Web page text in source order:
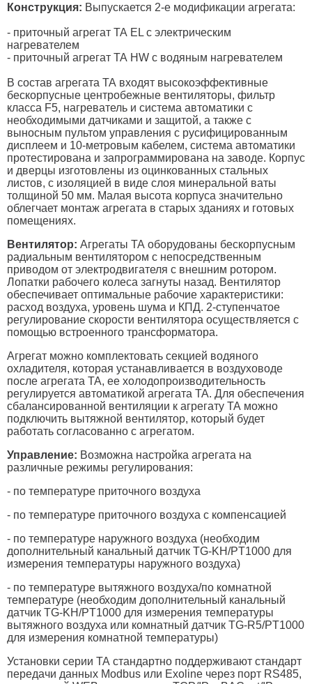
Конструкция: Выпускается 2-е модификации агрегата:
- приточный агрегат ТА EL с электрическим
нагревателем
- приточный агрегат ТА HW c водяным нагревателем
В состав агрегата ТА входят высокоэффективные
бескорпусные центробежные вентиляторы, фильтр
класса F5, нагреватель и система автоматики с
необходимыми датчиками и защитой, а также с
выносным пультом управления с русифицированным
дисплеем и 10-метровым кабелем, система автоматики
протестирована и запрограммирована на заводе. Корпус
и дверцы изготовлены из оцинкованных стальных
листов, с изоляцией в виде слоя минеральной ваты
толщиной 50 мм. Малая высота корпуса значительно
облегчает монтаж агрегата в старых зданиях и готовых
помещениях.
Вентилятор: Агрегаты ТА оборудованы бескорпусным
радиальным вентилятором с непосредственным
приводом от электродвигателя с внешним ротором.
Лопатки рабочего колеса загнуты назад. Вентилятор
обеспечивает оптимальные рабочие характеристики:
расход воздуха, уровень шума и КПД. 2-ступенчатое
регулирование скорости вентилятора осуществляется с
помощью встроенного трансформатора.
Агрегат можно комплектовать секцией водяного
охладителя, которая устанавливается в воздуховоде
после агрегата ТА, ее холодопроизводительность
регулируется автоматикой агрегата ТА. Для обеспечения
сбалансированной вентиляции к агрегату ТА можно
подключить вытяжной вентилятор, который будет
работать согласованно с агрегатом.
Управление: Возможна настройка агрегата на
различные режимы регулирования:
- по температуре приточного воздуха
- по температуре приточного воздуха с компенсацией
- по температуре наружного воздуха (необходим
дополнительный канальный датчик TG-KH/PT1000 для
измерения температуры наружного воздуха)
- по температуре вытяжного воздуха/по комнатной
температуре (необходим дополнительный канальный
датчик TG-KH/PT1000 для измерения температуры
вытяжного воздуха или комнатный датчик TG-R5/PT1000
для измерения комнатной температуры)
Установки серии ТА стандартно поддерживают стандарт
передачи данных Modbus или Exoline через порт RS485,